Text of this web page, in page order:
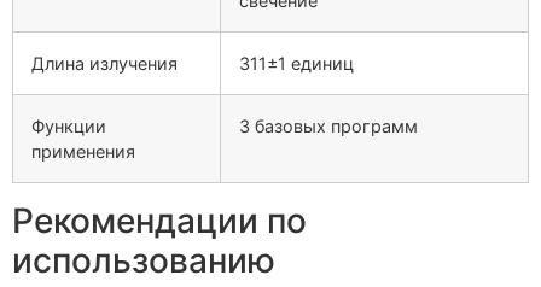
Длина излучения 311±1 единиц
Функции
применения
3 базовых программ
Рекомендации по
использованию